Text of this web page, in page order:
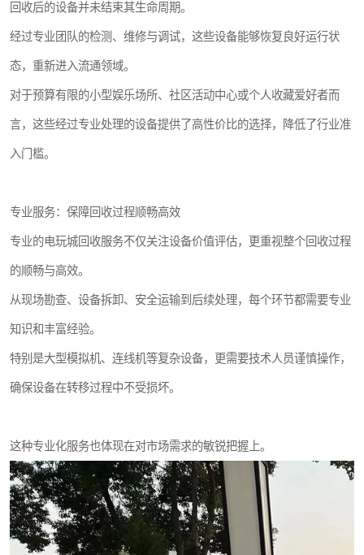
回收后的设备并未结束其生命周期。
经过专业团队的检测、维修与调试，这些设备能够恢复良好运行状
态，重新进入流通领域。
对于预算有限的小型娱乐场所、社区活动中心或个人收藏爱好者而
言，这些经过专业处理的设备提供了高性价比的选择，降低了行业准
入门槛。
专业服务：保障回收过程顺畅高效
专业的电玩城回收服务不仅关注设备价值评估，更重视整个回收过程
的顺畅与高效。
从现场勘查、设备拆卸、安全运输到后续处理，每个环节都需要专业
知识和丰富经验。
特别是大型模拟机、连线机等复杂设备，更需要技术人员谨慎操作，
确保设备在转移过程中不受损坏。
这种专业化服务也体现在对市场需求的敏锐把握上。